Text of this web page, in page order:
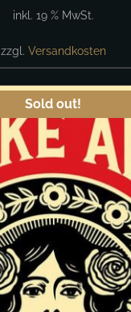
inkl. 19 % MwSt.
zzgl. Versandkosten
Sold out!